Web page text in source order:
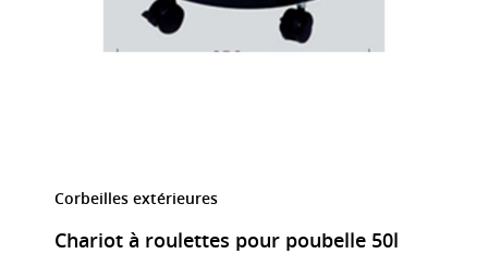
Corbeilles extérieures
Chariot à roulettes pour poubelle 50l